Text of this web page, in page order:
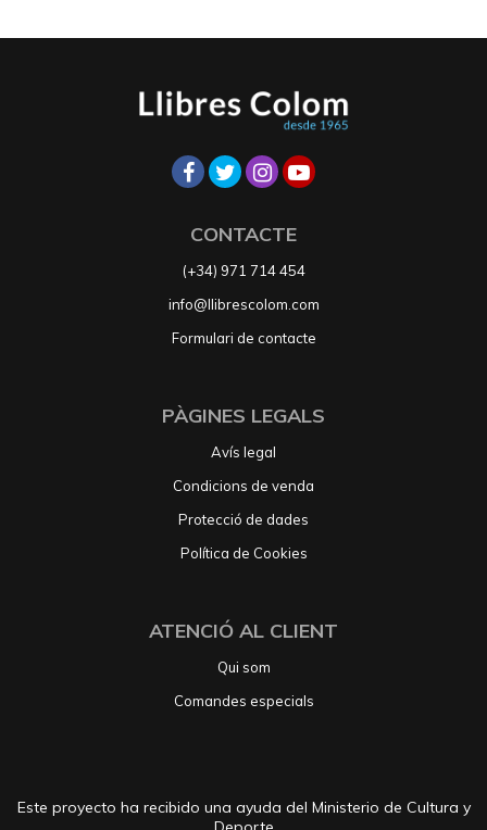
CONTACTE
(+34) 971 714 454
info@llibrescolom.com
Formulari de contacte
PÀGINES LEGALS
Avís legal
Condicions de venda
Protecció de dades
Política de Cookies
ATENCIÓ AL CLIENT
Qui som
Comandes especials
Este proyecto ha recibido una ayuda del Ministerio de Cultura y